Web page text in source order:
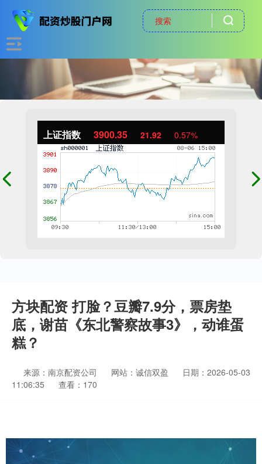
上证指数 3900.35 21.92 0.57%
方块配资 打脸？豆瓣7.9分，票房垫
底，谢苗《东北警察故事3》，动谁蛋
糕？
来源：南京配资公司 网站：诚信双盈
日期：2026-05-03
11:06:35
查看：170